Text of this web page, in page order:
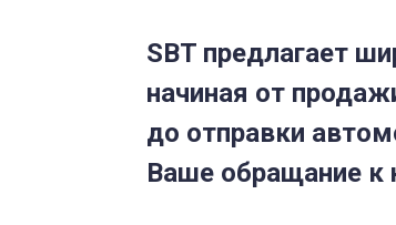
SBT предлагает
начиная от
до отправки
Ваше обращание к